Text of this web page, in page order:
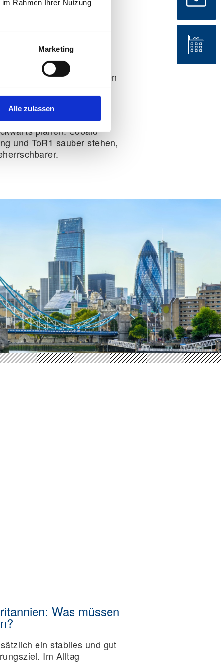
Rahmen Ihrer Nutzung
Marketing
Alle zulassen
Ja
Nein
Probleme bei der
Kinderreisepässen
Umzug nicht vom
vom
planen. Sobald
und ToR1 sauber stehen,
Was müssen
ein stabiles und gut
Im Alltag